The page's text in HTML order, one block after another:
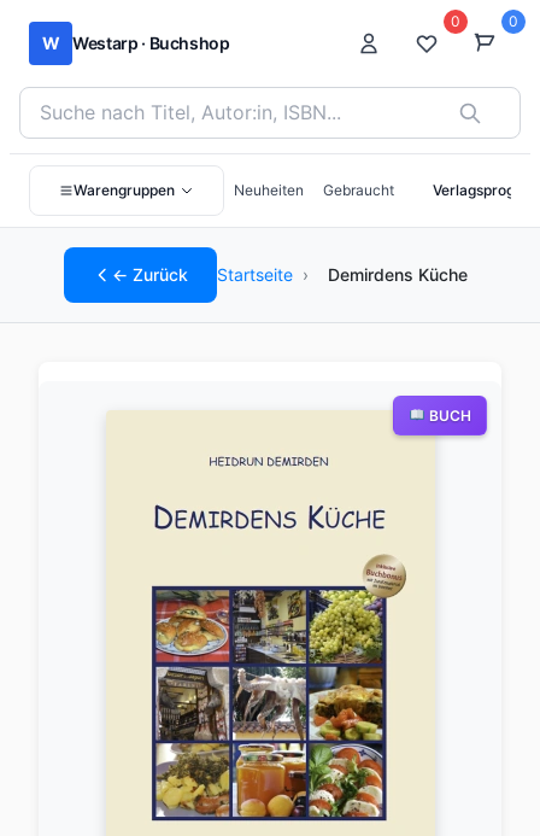
W Westarp · Buchshop
Bücher suchen nach Titel, Autor:in oder ISBN
0 0
Warengruppen Neuheiten Gebraucht
← Zurück Startseite › Demirdens Küche
BUCH